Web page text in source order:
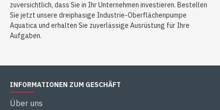
zuversichtlich, dass Sie in Ihr Unternehmen investieren. Bestellen
Sie jetzt unsere dreiphasige Industrie-Oberflächenpumpe
Aquatica und erhalten Sie zuverlässige Ausrüstung für Ihre
Aufgaben.
INFORMATIONEN ZUM GESCHÄFT
Über uns